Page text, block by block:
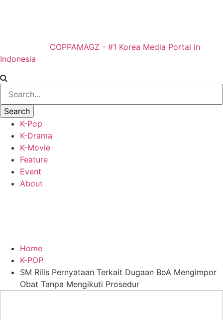
COPPAMAGZ - #1 Korea Media Portal in
Indonesia
K-Pop
K-Drama
K-Movie
Feature
Event
About
Home
K-POP
SM Rilis Pernyataan Terkait Dugaan BoA Mengimpor
Obat Tanpa Mengikuti Prosedur